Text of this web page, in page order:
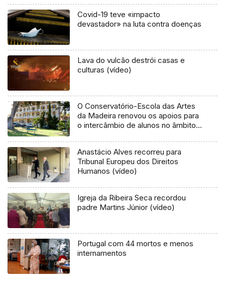
Covid-19 teve «impacto
devastador» na luta contra doenças
Lava do vulcão destrói casas e
culturas (vídeo)
O Conservatório-Escola das Artes
da Madeira renovou os apoios para
o intercâmbio de alunos no âmbito
Anastácio Alves recorreu para
Tribunal Europeu dos Direitos
Humanos (vídeo)
Igreja da Ribeira Seca recordou
padre Martins Júnior (vídeo)
Portugal com 44 mortos e menos
internamentos